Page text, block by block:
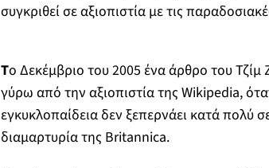
συγκριθεί σε αξιοπιστία με τις
Το Δεκέμβριο του 2005 ένα άρθρο του
γύρω από την αξιοπιστία της Wikipedia,
εγκυκλοπαίδεια δεν ξεπερνάει κατά πολύ
διαμαρτυρία της Britannica.